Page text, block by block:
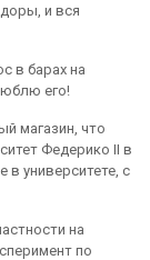
и вся
в барах на
его!
магазин, что
Федерико II в
университете, с
на
по